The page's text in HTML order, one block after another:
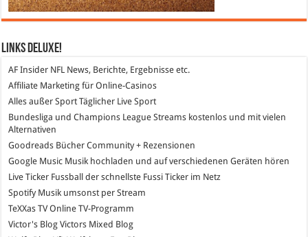
Links DeLuXe!
AF Insider NFL News, Berichte, Ergebnisse etc.
Affiliate Marketing für Online-Casinos
Alles außer SportTäglicher Live Sport
Bundesliga und Champions League Streams kostenlos und mit vielen
Alternativen
Goodreads Bücher Community + Rezensionen
Google Music Musik hochladen und auf verschiedenen Geräten hören
Live Ticker Fussball
der schnellste Fussi Ticker im Netz
SpotifyMusik umsonst per Stream
TeXXas TVOnline TV-Programm
Victor's Blog Victors Mixed Blog